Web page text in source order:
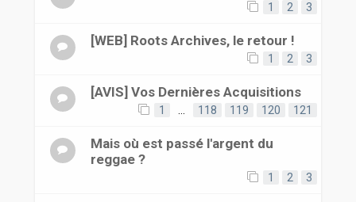
1 2 3
[WEB] Roots Archives, le retour !
1 2 3
[AVIS] Vos Dernières Acquisitions
1 118 119 120 121
Mais où est passé l'argent du
reggae ?
1 2 3